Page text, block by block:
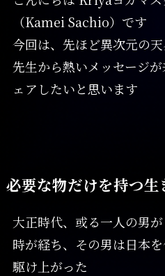
（Kamei Sachio）です
今回は、先ほど異次元の
先生から熱いメッセージ
ェアしたいと思います
必要な物だけを持つ生
大正時代、或る一人の男
時が経ち、その男は日本
駆け上がった